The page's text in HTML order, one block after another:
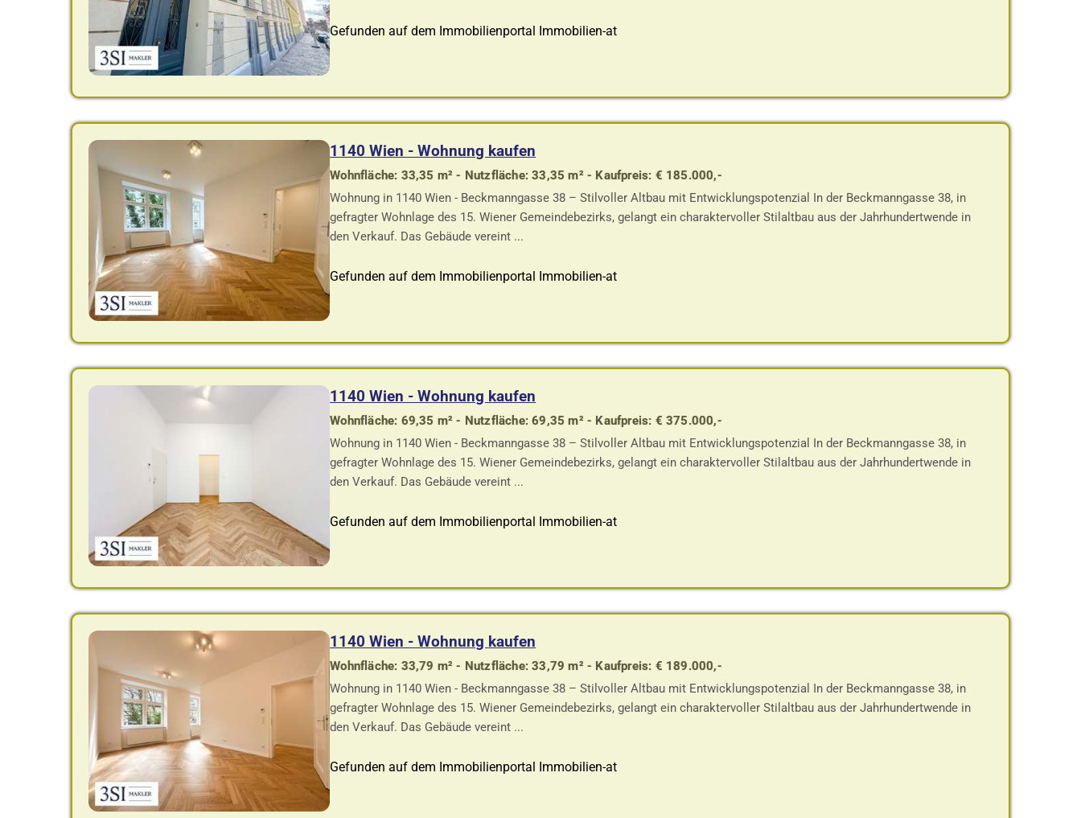
Gefunden auf dem Immobilienportal Immobilien-at
1140 Wien - Wohnung kaufen
Wohnfläche: 33,35 m² - Nutzfläche: 33,35 m² - Kaufpreis: € 185.000,-
Wohnung in 1140 Wien - Beckmanngasse 38 – Stilvoller Altbau mit Entwicklungspotenzial In der Beckmanngasse 38, in
gefragter Wohnlage des 15. Wiener Gemeindebezirks, gelangt ein charaktervoller Stilaltbau aus der Jahrhundertwende in
den Verkauf. Das Gebäude vereint ...
Gefunden auf dem Immobilienportal Immobilien-at
1140 Wien - Wohnung kaufen
Wohnfläche: 69,35 m² - Nutzfläche: 69,35 m² - Kaufpreis: € 375.000,-
Wohnung in 1140 Wien - Beckmanngasse 38 – Stilvoller Altbau mit Entwicklungspotenzial In der Beckmanngasse 38, in
gefragter Wohnlage des 15. Wiener Gemeindebezirks, gelangt ein charaktervoller Stilaltbau aus der Jahrhundertwende in
den Verkauf. Das Gebäude vereint ...
Gefunden auf dem Immobilienportal Immobilien-at
1140 Wien - Wohnung kaufen
Wohnfläche: 33,79 m² - Nutzfläche: 33,79 m² - Kaufpreis: € 189.000,-
Wohnung in 1140 Wien - Beckmanngasse 38 – Stilvoller Altbau mit Entwicklungspotenzial In der Beckmanngasse 38, in
gefragter Wohnlage des 15. Wiener Gemeindebezirks, gelangt ein charaktervoller Stilaltbau aus der Jahrhundertwende in
den Verkauf. Das Gebäude vereint ...
Gefunden auf dem Immobilienportal Immobilien-at